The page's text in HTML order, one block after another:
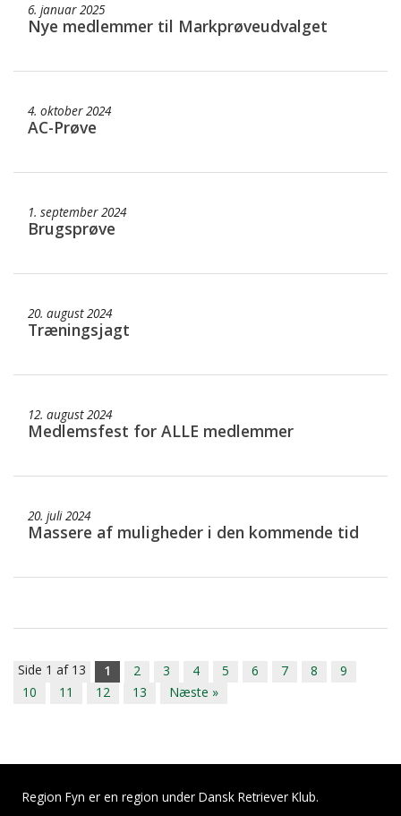
6. januar 2025
Nye medlemmer til Markprøveudvalget
4. oktober 2024
AC-Prøve
1. september 2024
Brugsprøve
20. august 2024
Træningsjagt
12. august 2024
Medlemsfest for ALLE medlemmer
20. juli 2024
Massere af muligheder i den kommende tid
Side 1 af 13 1 2 3 4 5 6 7 8
9
10
11 12 13 Næste »
Region Fyn er en region under Dansk Retriever Klub.